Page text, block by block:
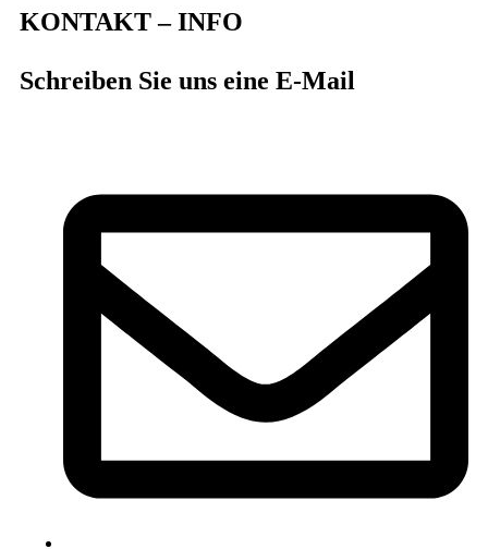
KONTAKT – INFO
Schreiben Sie uns eine E-Mail